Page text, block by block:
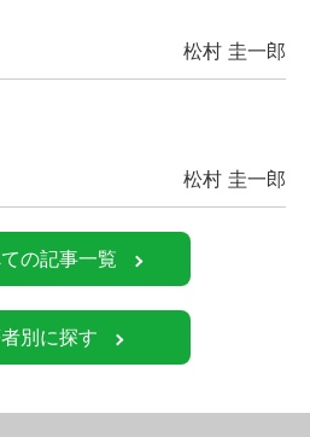
松村 圭一郎
松村 圭一郎
の記事一覧
別に探す